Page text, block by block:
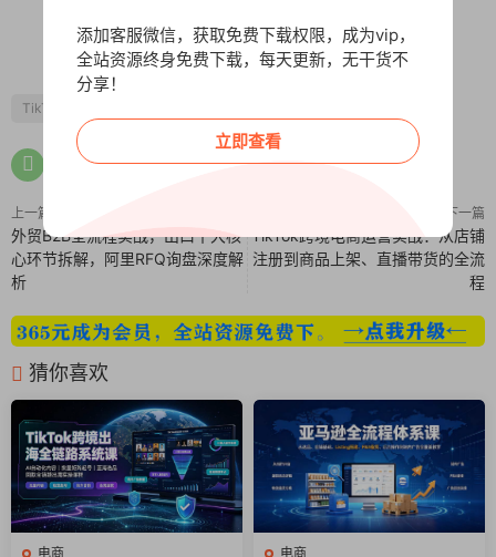
0 0
TikTok
上一篇
外贸B2B全流程实战，出口十大核
心环节拆解，阿里RFQ询盘深度解
析
下一篇
TikTok跨境电商运营实战：从店铺
注册到商品上架、直播带货的全流
程
猜你喜欢
电商 电商
添加客服微信，获取免费下载权限，成为vip，
全站资源终身免费下载，每天更新，无干货不
分享！
立即查看